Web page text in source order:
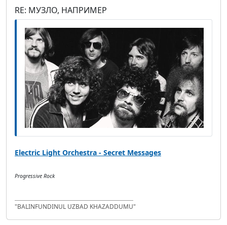
RE: МУЗЛО, НАПРИМЕР
Electric Light Orchestra - Secret Messages
Progressive Rock
"BALINFUNDINUL UZBAD KHAZADDUMU"